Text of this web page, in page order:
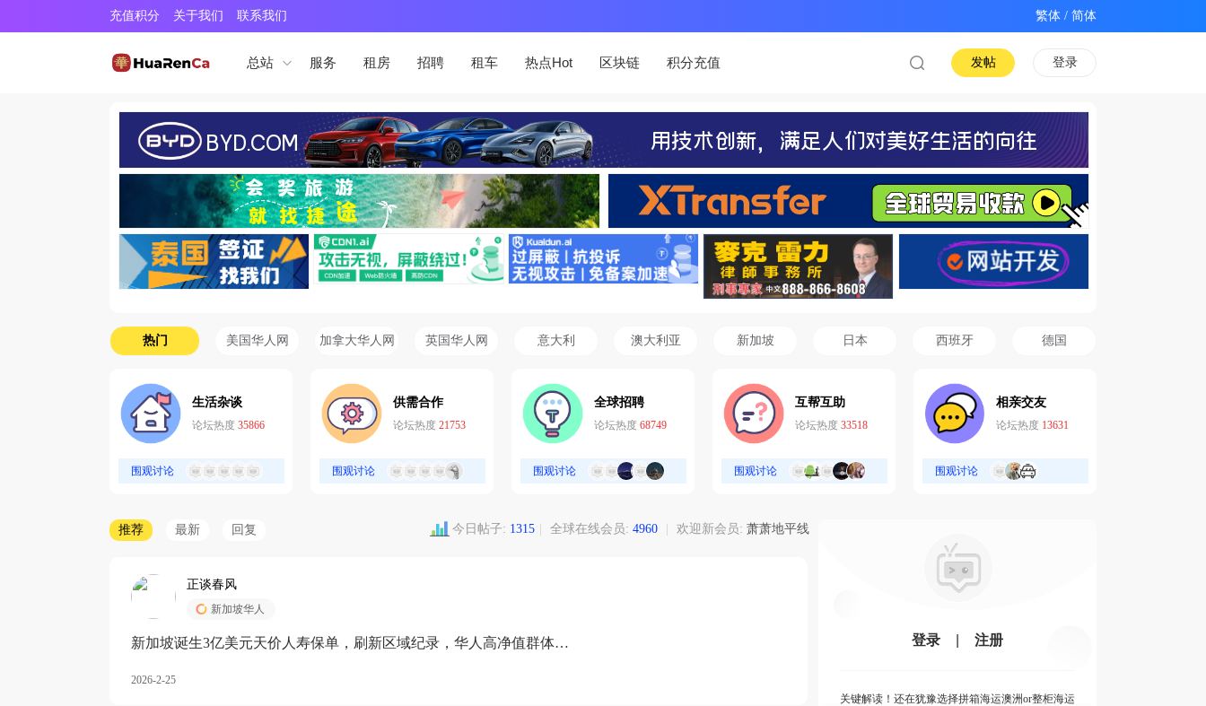
充值积分 关于我们 联系我们 /
总站 服务 租房 招聘 租车 热点Hot 区块链 积分充值 登录
发帖
热门 美国华人网 加拿大华人网 英国华人网 意大利 澳大利亚 新加坡 日本 西班牙 德国
生活杂谈
论坛热度 35866
围观讨论
供需合作
论坛热度 21753
围观讨论
全球招聘
论坛热度 68749
围观讨论
互帮互助
论坛热度 33518
围观讨论
相亲交友
论坛热度 13631
围观讨论
推荐 最新 回复 今日帖子: 1315 全球在线会员: 4960 欢迎新会员: 萧萧地平线
正谈春风
新加坡华人
新加坡诞生3亿美元天价人寿保单，刷新区域纪录，华人高净值群体成
2026-2-25
登录 注册
关键解读！还在犹豫选择拼箱海运澳洲or整柜海运